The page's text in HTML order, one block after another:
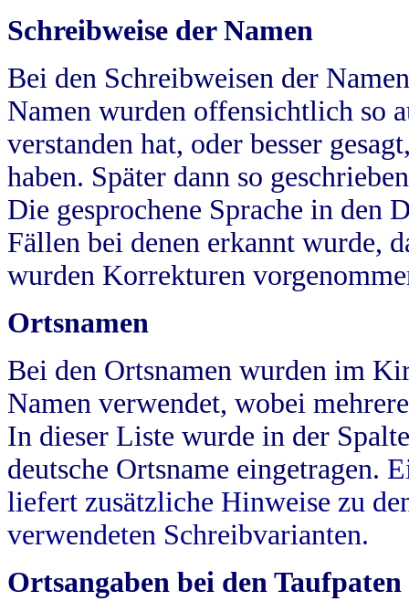
Schreibweise der Namen
Bei den Schreibweisen der
Namen wurden offensichtlich so
verstanden hat, oder besser
haben. Später dann so
Die gesprochene Sprache in
Fällen bei denen erkannt wurde,
wurden Korrekturen
Ortsnamen
Bei den Ortsnamen wurden im
Namen verwendet, wobei
In dieser Liste wurde in der
deutsche Ortsname eingetragen.
liefert zusätzliche Hinweise zu
verwendeten Schreibvarianten.
Ortsangaben bei den Taufpaten